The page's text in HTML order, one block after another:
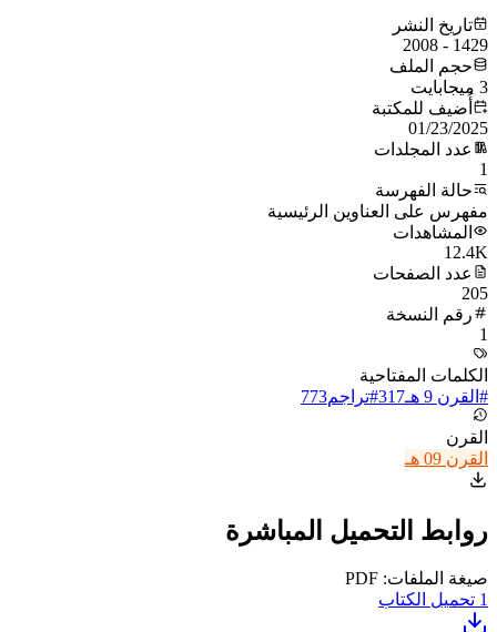
تاريخ النشر
1429 - 2008
حجم الملف
3 ميجابايت
أُضيف للمكتبة
01/23/2025
عدد المجلدات
1
حالة الفهرسة
مفهرس على العناوين الرئيسية
المشاهدات
12.4K
عدد الصفحات
205
رقم النسخة
1
الكلمات المفتاحية
# القرن 9 هـ 317
#تراجم773
القرن
القرن 09 هـ
روابط التحميل المباشرة
صيغة الملفات: PDF
1 تحميل الكتاب